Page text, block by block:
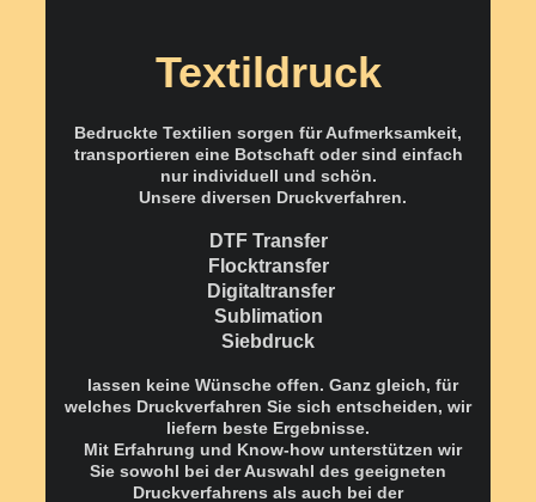
Textildruck
Bedruckte Textilien sorgen für Aufmerksamkeit,
transportieren eine Botschaft oder sind einfach
nur individuell und schön.
Unsere diversen Druckverfahren.
DTF Transfer
Flocktransfer
Digitaltransfer
Sublimation
Siebdruck
lassen keine Wünsche offen. Ganz gleich, für
welches Druckverfahren Sie sich entscheiden, wir
liefern beste Ergebnisse.
Mit Erfahrung und Know-how unterstützen wir
Sie sowohl bei der Auswahl des geeigneten
Druckverfahrens als auch bei der